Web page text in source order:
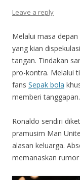
Leave a reply
Melalui masa depan
yang kian
tangan. Tindakan
pro-kontra. Melalui
fans Sepak bola
memberi tanggapan.
Ronaldo sendiri
pramusim Man
alasan keluarga.
memanaskan